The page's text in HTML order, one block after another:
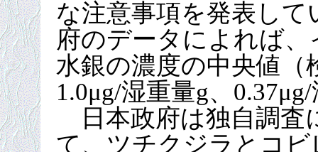
な注意事項を発表し
府のデータによれば
水銀の濃度の中央値
1.0μg/湿重量g、
日本政府は独自調査
て、ツチクジラとコ